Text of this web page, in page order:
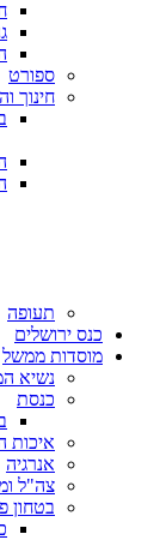
ספורט
חינוך
תעופה
כנס ירושלים
מוסדות ממשל
נשיא
כנסת
איכות
אנרגיה
צה"ל
בטחון